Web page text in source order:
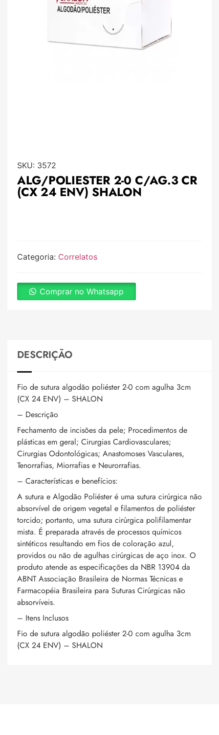
SKU: 3572
ALG/POLIESTER 2-0 C/AG.3 CR
(CX 24 ENV) SHALON
Categoria: Correlatos
Comprar no Whatsapp
DESCRIÇÃO
Fio de sutura algodão poliéster 2-0 com agulha 3cm
(CX 24 ENV) – SHALON
– Descrição
Fechamento de incisões da pele; Procedimentos de
plásticas em geral; Cirurgias Cardiovasculares;
Cirurgias Odontológicas; Anastomoses Vasculares,
Tenorrafias, Miorrafias e Neurorrafias.
– Características e benefícios:
A sutura e Algodão Poliéster é uma sutura cirúrgica não
absorvível de origem vegetal e filamentos de poliéster
torcido; portanto, uma sutura cirúrgica polifilamentar
mista. É preparada através de processos químicos
sintéticos resultando em fios de coloração azul,
providos ou não de agulhas cirúrgicas de aço inox. O
produto atende as especificações da NBR 13904 da
ABNT Associação Brasileira de Normas Técnicas e
Farmacopéia Brasileira para Suturas Cirúrgicas não
absorvíveis.
– Itens Inclusos
Fio de sutura algodão poliéster 2-0 com agulha 3cm
(CX 24 ENV) – SHALON